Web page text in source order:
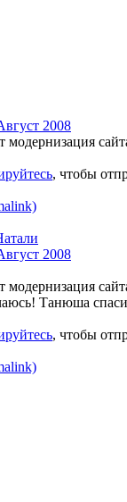
2008
модернизация
, чтобы
2008
модернизация
Танюша
, чтобы